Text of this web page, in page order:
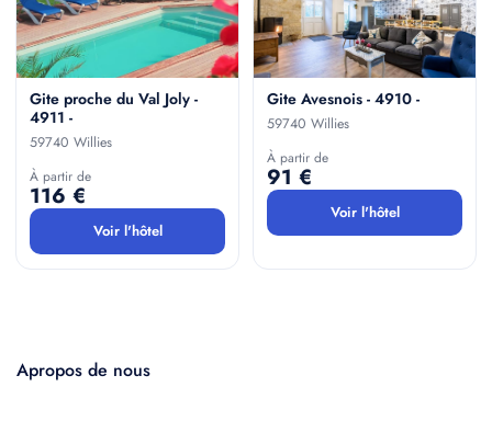
Gite proche du Val Joly -
4911 -
59740 Willies
À partir de
116 €
Voir l'hôtel
Gite Avesnois - 4910 -
59740 Willies
À partir de
91 €
Voir l'hôtel
Apropos de nous